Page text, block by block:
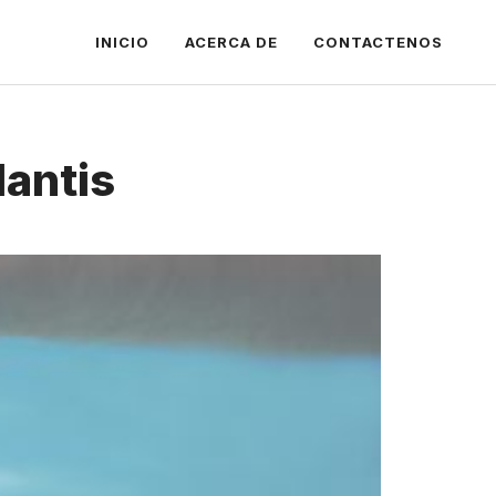
INICIO ACERCA DE CONTACTENOS